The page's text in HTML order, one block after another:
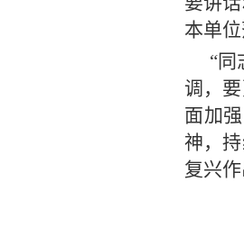
本单
“
调，
面加
神，
复兴作